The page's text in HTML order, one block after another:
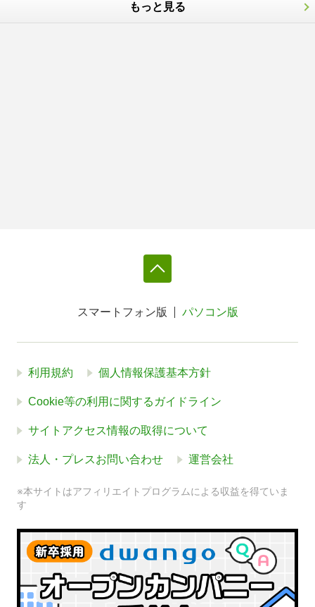
もっと見る
スマートフォン版 パソコン版
利用規約 個人情報保護基本方針
Cookie等の利用に関するガイドライン
サイトアクセス情報の取得について
法人・プレスお問い合わせ 運営会社
※本サイトはアフィリエイトプログラムによる収益を得ていま
す